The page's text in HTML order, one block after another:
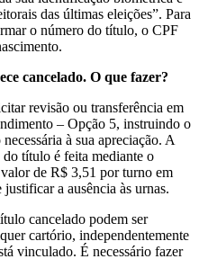
das últimas eleições”. Para
o número do título, o CPF
cancelado. O que fazer?
revisão ou transferência em
– Opção 5, instruindo o
à sua apreciação. A
título é feita mediante o
de R$ 3,51 por turno em
a ausência às urnas.
cancelado podem ser
cartório, independentemente
vinculado. É necessário fazer